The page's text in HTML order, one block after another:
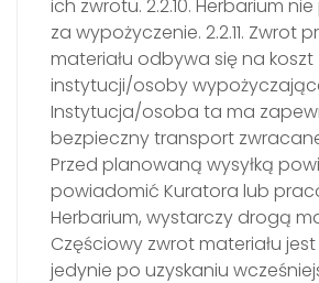
ich zwrotu. 2.2.10. Herbarium
za wypożyczenie. 2.2.11. Zwrot
materiału odbywa się na koszt
instytucji/osoby
Instytucja/osoba ta ma
bezpieczny transport
Przed planowaną wysyłką
powiadomić Kuratora lub
Herbarium, wystarczy drogą
Częściowy zwrot materiału
jedynie po uzyskaniu